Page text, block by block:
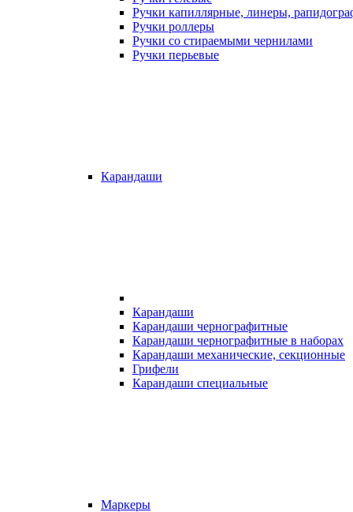
Ручки капиллярные, линеры,
Ручки роллеры
Ручки со стираемыми чернилами
Ручки перьевые
Карандаши
Карандаши
Карандаши чернографитные
Карандаши чернографитные в наборах
Карандаши механические, секционные
Грифели
Карандаши специальные
Маркеры